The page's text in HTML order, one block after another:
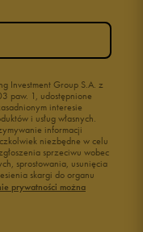
Investment Group S.A. z
paw. 1, udostępnione
interesie
i usług własnych.
informacji
niezbędne w celu
sprzeciwu wobec
sprostowania, usunięcia
skargi do organu
prywatności można